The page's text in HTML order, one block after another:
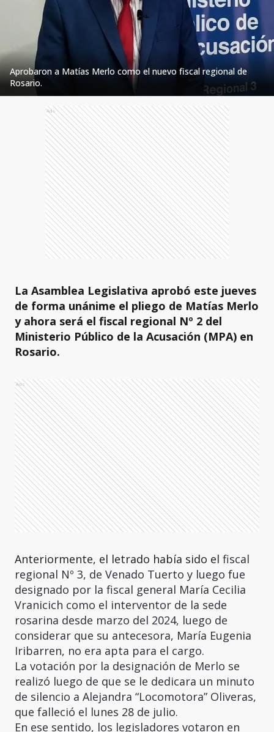
Aprobaron a Matías Merlo como el nuevo fiscal regional de
Rosario.
Ads
La Asamblea Legislativa aprobó este jueves
de forma unánime el pliego de Matías Merlo
y ahora será el fiscal regional Nº 2 del
Ministerio Público de la Acusación (MPA) en
Rosario.
Ads
Anteriormente, el letrado había sido el fiscal
regional Nº 3, de Venado Tuerto y luego fue
designado por la fiscal general María Cecilia
Vranicich como el interventor de la sede
rosarina desde marzo del 2024, luego de
considerar que su antecesora, María Eugenia
Iribarren, no era apta para el cargo.
La votación por la designación de Merlo se
realizó luego de que se le dedicara un minuto
de silencio a Alejandra “Locomotora” Oliveras,
que falleció el lunes 28 de julio.
En ese sentido, los legisladores votaron en